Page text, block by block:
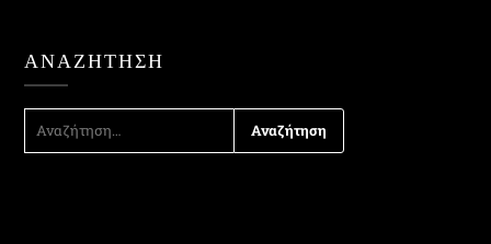
ΑΝΑΖΉΤΗΣΗ
ΑΝΑΖΉΤΗΣΗ
ΓΙΑ: